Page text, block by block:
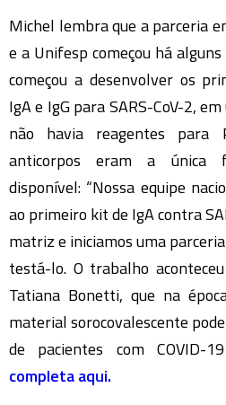
Michel lembra que a parceria
e a Unifesp começou há
começou a desenvolver os
IgA e IgG para SARS-CoV-2,
não havia reagentes para
anticorpos eram a única
disponível: “Nossa equipe
ao primeiro kit de IgA contra
matriz e iniciamos uma
testá-lo. O trabalho
Tatiana Bonetti, que na
material sorocovalescente
de pacientes com COVID-
completa aqui.